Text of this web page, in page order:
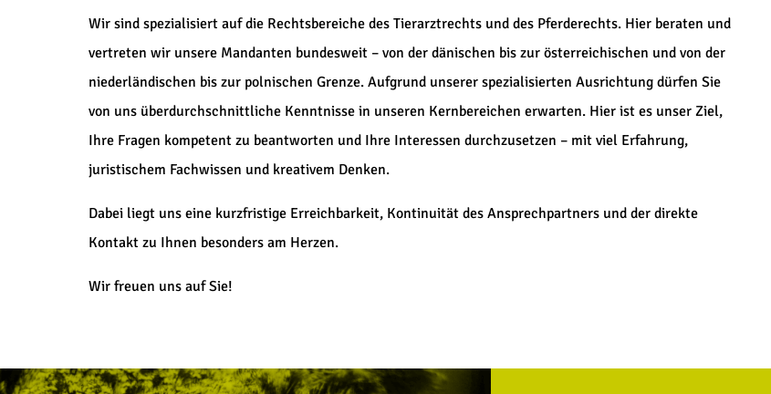
Wir sind spezialisiert auf die Rechtsbereiche des Tierarztrechts und des Pferderechts. Hier beraten und
vertreten wir unsere Mandanten bundesweit – von der dänischen bis zur österreichischen und von der
niederländischen bis zur polnischen Grenze. Aufgrund unserer spezialisierten Ausrichtung dürfen Sie
von uns überdurchschnittliche Kenntnisse in unseren Kernbereichen erwarten. Hier ist es unser Ziel,
Ihre Fragen kompetent zu beantworten und Ihre Interessen durchzusetzen – mit viel Erfahrung,
juristischem Fachwissen und kreativem Denken.
Dabei liegt uns eine kurzfristige Erreichbarkeit, Kontinuität des Ansprechpartners und der direkte
Kontakt zu Ihnen besonders am Herzen.
Wir freuen uns auf Sie!